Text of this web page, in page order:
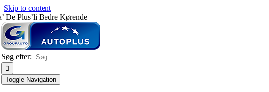
Skip to content
De Plus’li Bedre Kørende
Søg efter:
Toggle Navigation